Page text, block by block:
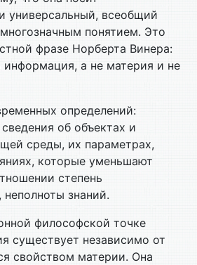
универсальный, всеобщий
понятием. Это
фразе Норберта Винера:
а не материя и не
определений:
об объектах и
среды, их параметрах,
которые уменьшают
степень
неполноты знаний.
философской точке
существует независимо от
свойством материи. Она